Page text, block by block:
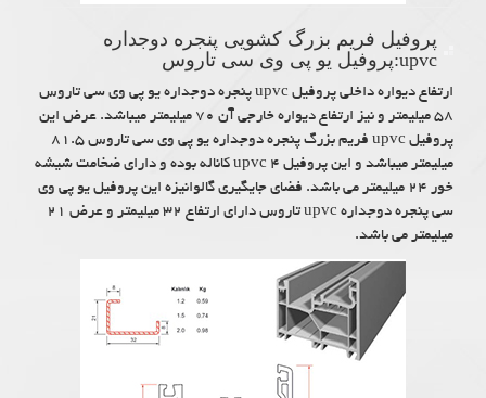
پروفیل فریم بزرگ کشویی پنجره دوجداره
upvc:پروفیل یو پی وی سی تاروس
ارتفاع دیواره داخلی پروفیل upvc پنجره دوجداره یو پی وی سی تاروس
۵۸ میلیمتر و نیز ارتفاع دیواره خارجی آن ۷۰ میلیمتر میباشد. عرض این
پروفیل upvc فریم بزرگ پنجره دوجداره یو پی وی سی تاروس ۸۱.۵
میلیمتر میباشد و این پروفیل upvc ۴ کاناله بوده و دارای ضخامت شیشه
خور ۲۴ میلیمتر می باشد. فضای جایگیری گالوانیزه این پروفیل یو پی وی
سی پنجره دوجداره upvc تاروس دارای ارتفاع ۳۲ میلیمتر و عرض ۲۱
میلیمتر می باشد.